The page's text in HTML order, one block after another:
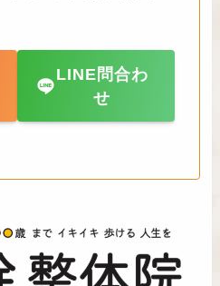
LINE問合わ
せ